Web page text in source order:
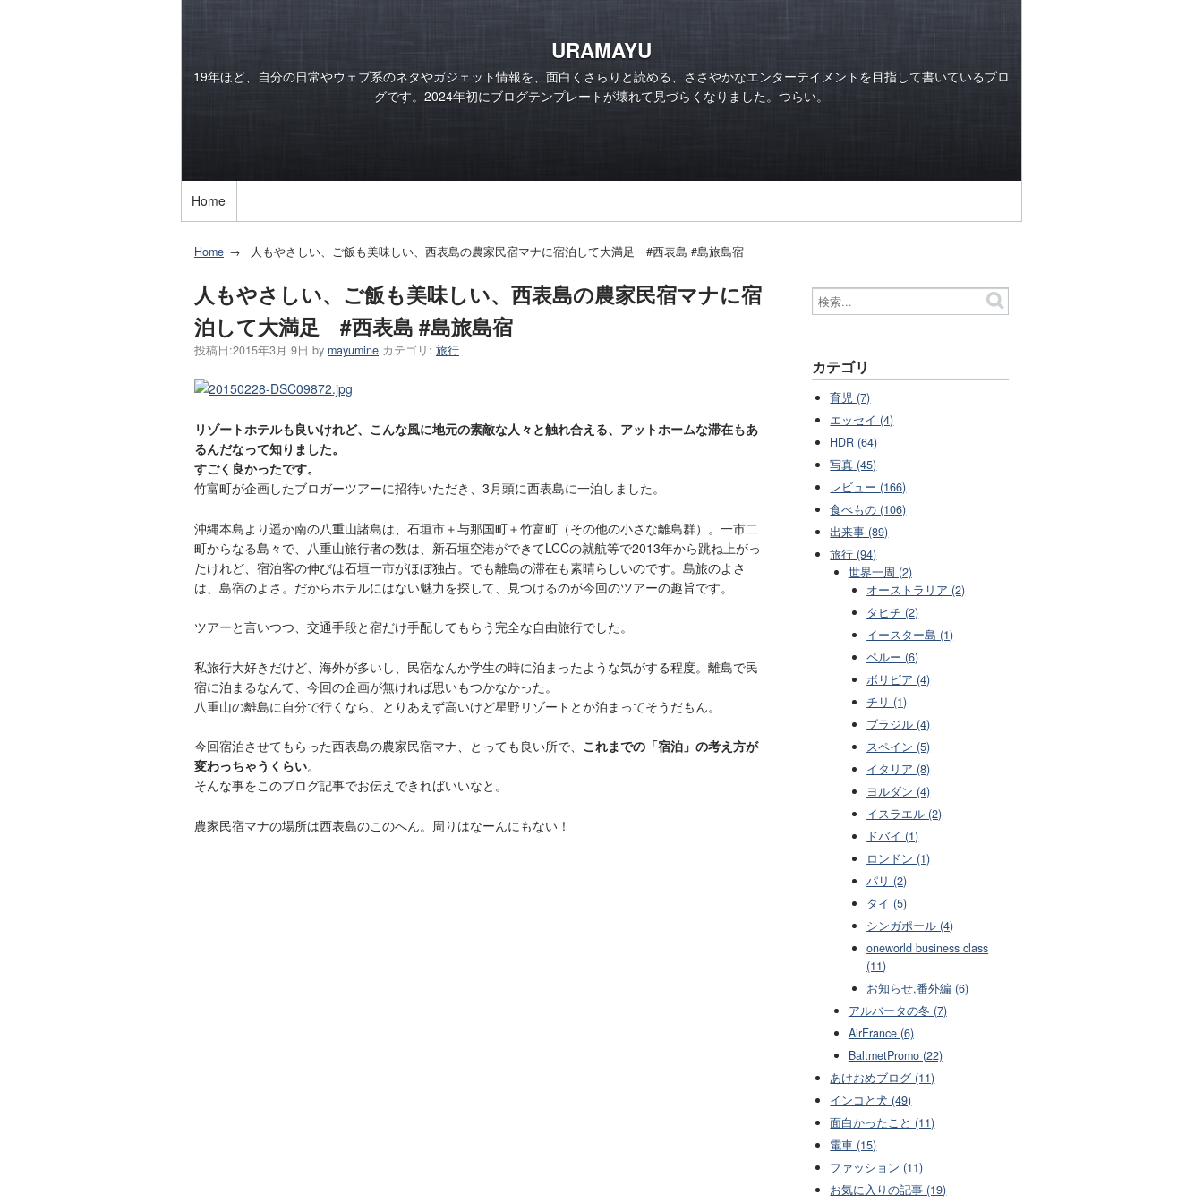
URAMAYU
19年ほど、自分の日常やウェブ系のネタやガジェット情報を、面白くさらりと読める、ささやかなエンターテイメントを目指して書いているブロ
グです。2024年初にブログテンプレートが壊れて見づらくなりました。つらい。
Home
Home 人もやさしい、ご飯も美味しい、西表島の農家民宿マナに宿泊して大満足 #西表島 #島旅島宿
人もやさしい、ご飯も美味しい、西表島の農家民宿マナに宿
泊して大満足 #西表島 #島旅島宿
投稿日:2015年3月 9日 by mayumine カテゴリ: 旅行
リゾートホテルも良いけれど、こんな風に地元の素敵な人々と触れ合える、アットホームな滞在もあ
るんだなって知りました。
すごく良かったです。
竹富町が企画したブロガーツアーに招待いただき、3月頭に西表島に一泊しました。
沖縄本島より遥か南の八重山諸島は、石垣市＋与那国町＋竹富町（その他の小さな離島群）。一市二
町からなる島々で、八重山旅行者の数は、新石垣空港ができてLCCの就航等で2013年から跳ね上がっ
たけれど、宿泊客の伸びは石垣一市がほぼ独占。でも離島の滞在も素晴らしいのです。島旅のよさ
は、島宿のよさ。だからホテルにはない魅力を探して、見つけるのが今回のツアーの趣旨です。
ツアーと言いつつ、交通手段と宿だけ手配してもらう完全な自由旅行でした。
私旅行大好きだけど、海外が多いし、民宿なんか学生の時に泊まったような気がする程度。離島で民
宿に泊まるなんて、今回の企画が無ければ思いもつかなかった。
八重山の離島に自分で行くなら、とりあえず高いけど星野リゾートとか泊まってそうだもん。
今回宿泊させてもらった西表島の農家民宿マナ、とっても良い所で、 これまでの「宿泊」の考え方が
変わっちゃうくらい。
そんな事をこのブログ記事でお伝えできればいいなと。
農家民宿マナの場所は西表島のこのへん。周りはなーんにもない！
カテゴリ
育児 (7)
エッセイ (4)
HDR (64)
写真 (45)
レビュー (166)
食べもの (106)
出来事 (89)
旅行 (94)
世界一周 (2)
オーストラリア (2)
タヒチ (2)
イースター島 (1)
ペルー (6)
ボリビア (4)
チリ (1)
ブラジル (4)
スペイン (5)
イタリア (8)
ヨルダン (4)
イスラエル (2)
ドバイ (1)
ロンドン (1)
パリ (2)
タイ (5)
シンガポール (4)
oneworld business class
(11)
お知らせ,番外編 (6)
アルバータの冬 (7)
AirFrance (6)
BaltmetPromo (22)
あけおめブログ (11)
インコと犬 (49)
面白かったこと (11)
電車 (15)
ファッション (11)
お気に入りの記事 (19)